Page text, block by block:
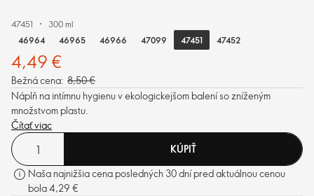
47451
300 ml
46964
46965 46966 47099 47451 47452
4,49 €
Bežná cena: 8,50 €
Náplň na intímnu hygienu v ekologickejšom balení so zníženým
množstvom plastu.
Čítať viac
KÚPIŤ
Naša najnižšia cena posledných 30 dní pred aktuálnou cenou
bola 4,29 €